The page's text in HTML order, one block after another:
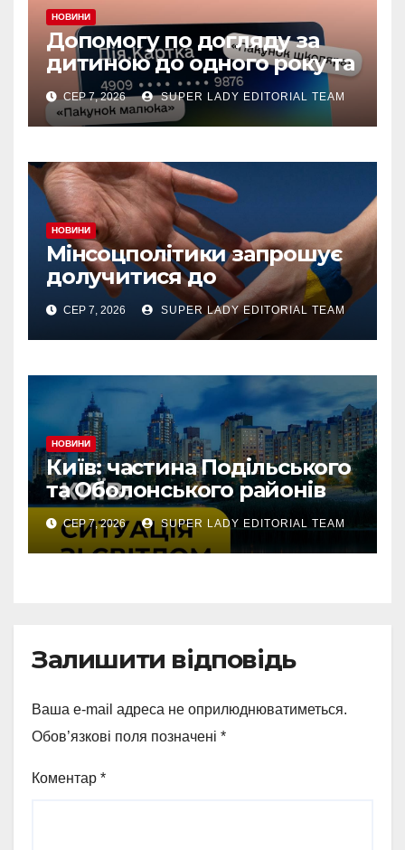
НОВИНИ
Допомогу по догляду за
дитиною до одного року та
«єЯсла» можна отримувати
на спеціальний рахунок
«Турбота про дитину» у
СЕР 7, 2026 SUPER LADY EDITORIAL TEAM
НОВИНИ
Мінсоцполітики запрошує
долучитися до
консультацій
СЕР 7, 2026 SUPER LADY EDITORIAL TEAM
НОВИНИ
Київ: частина Подільського
та Оболонського районів
тимчасово без світла через
аварію
СЕР 7, 2026 SUPER LADY EDITORIAL TEAM
Залишити відповідь
Ваша e-mail адреса не оприлюднюватиметься.
Обов’язкові поля позначені *
Коментар *